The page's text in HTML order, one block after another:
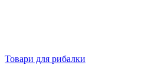
Товари для рибалки